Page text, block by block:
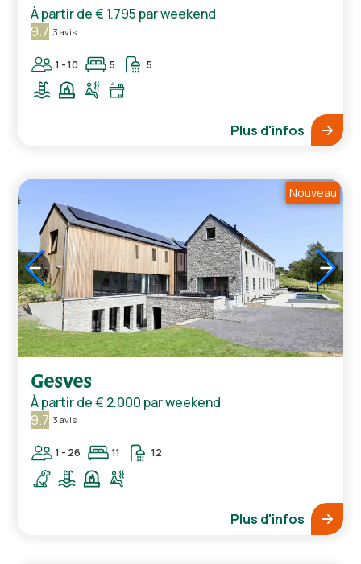
À partir de€ 1.795 par weekend
9.7 3 avis
1 - 10 5 5
Plus d'infos
Gesves
À partir de€ 2.000 par weekend
9.7 3 avis
1 - 26 11 12
Plus d'infos
1/5
Nouveau